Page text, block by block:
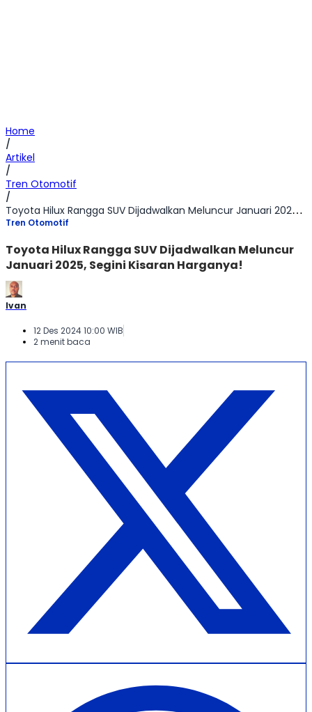
Home
/
Artikel
/
Tren Otomotif
/
Toyota Hilux Rangga SUV Dijadwalkan Meluncur Januari 2025, Segini Kisaran Harganya!
Tren Otomotif
Toyota Hilux Rangga SUV Dijadwalkan Meluncur
Januari 2025, Segini Kisaran Harganya!
Ivan
12 Des 2024 10:00 WIB
2 menit baca